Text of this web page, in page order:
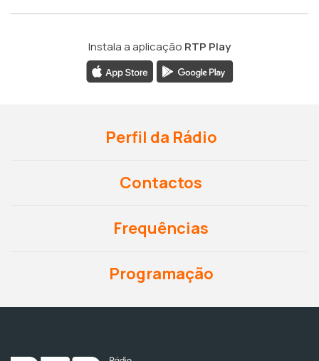
Instala a aplicação RTP Play
Perfil da Rádio
Contactos
Frequências
Programação